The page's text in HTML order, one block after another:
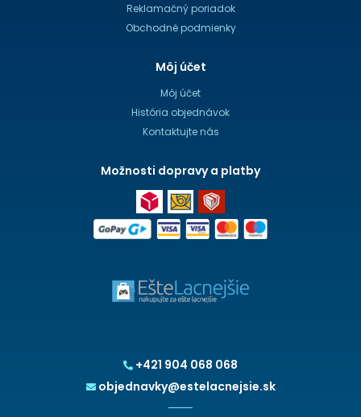
+421 904 068 068
objednavky@estelacnejsie.sk
Reklamačný poriadok
Obchodné podmienky
Môj účet
Môj účet
História objednávok
Kontaktujte nás
Možnosti dopravy a platby